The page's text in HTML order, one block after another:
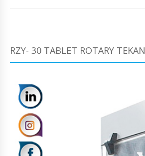
RZY- 30 TABLET ROTARY TEKAN